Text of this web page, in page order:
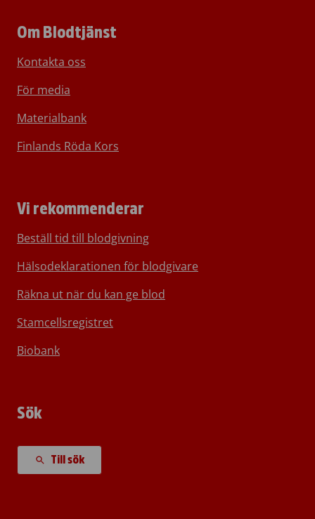
Om Blodtjänst
Kontakta oss
För media
Materialbank
Finlands Röda Kors
Vi rekommenderar
Beställ tid till blodgivning
Hälsodeklarationen för blodgivare
Räkna ut när du kan ge blod
Stamcellsregistret
Biobank
Sök
Till sök